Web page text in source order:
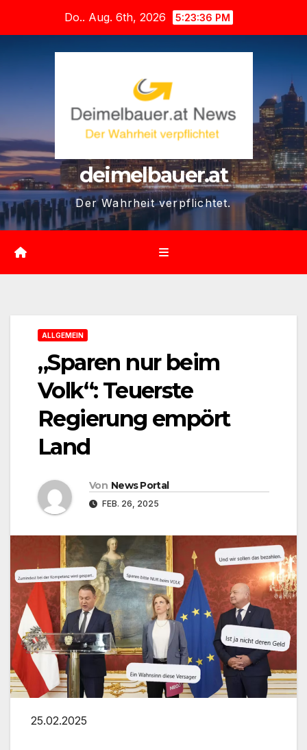
Do.. Aug. 6th, 2026 5:23:37 PM
deimelbauer.at
Der Wahrheit verpflichtet.
ALLGEMEIN
„Sparen nur beim
Volk“: Teuerste
Regierung empört
Land
Von News Portal
FEB. 26, 2025
25.02.2025